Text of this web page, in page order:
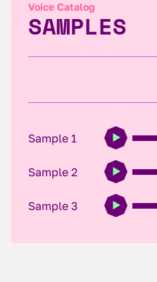
Voice Catalog
SAMPLES
Sample 1
Sample 2
Sample 3